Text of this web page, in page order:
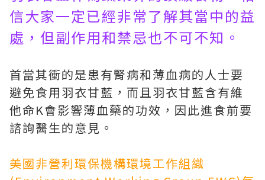
信大家一定已經非常了解其當中的益
處，但副作用和禁忌也不可不知。
首當其衝的是患有腎病和薄血病的人士要
避免食用羽衣甘藍，而且羽衣甘藍含有維
他命K會影響薄血藥的功效，因此進食前要
諮詢醫生的意見。
美國非營利環保機構環境工作組織